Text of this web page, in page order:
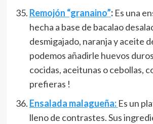
Remojón “granaino”:Es una
hecha a base de bacalao
desmigajado, naranja y aceite
podemos añadirle huevos
cocidas, aceitunas o cebollas,
prefieras !
Ensalada malagueña: Es un
lleno de contrastes. Sus